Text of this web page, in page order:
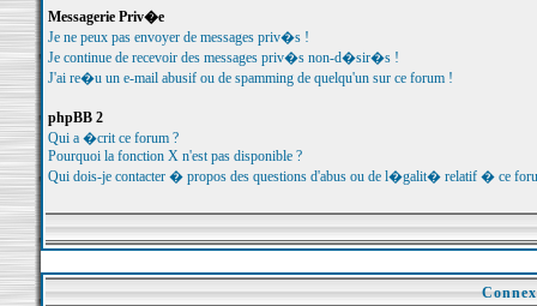
Messagerie Priv�e
Je ne peux pas envoyer de messages priv�s !
Je continue de recevoir des messages priv�s non-d�sir�s !
J'ai re�u un e-mail abusif ou de spamming de quelqu'un sur ce forum !
phpBB 2
Qui a �crit ce forum ?
Pourquoi la fonction X n'est pas disponible ?
Qui dois-je contacter � propos des questions d'abus ou de l�galit� relatif � ce